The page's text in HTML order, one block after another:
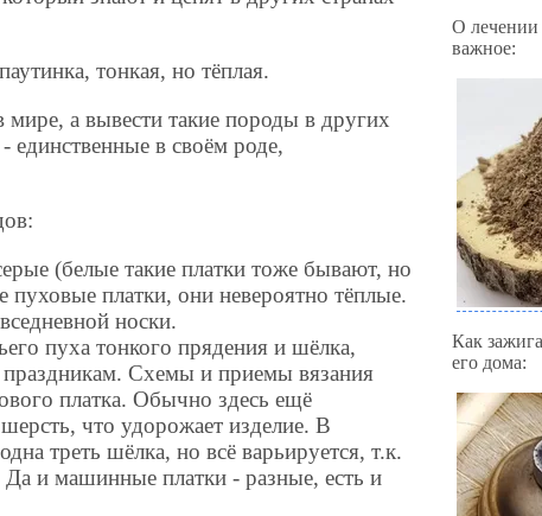
тонкая, но тёплая.
а вывести такие породы в других
единственные в своём роде,
(белые такие платки тоже бывают, но
пуховые платки, они невероятно тёплые.
носки.
пуха тонкого прядения и шёлка,
Схемы и приемы вязания
платка. Обычно здесь ещё
что удорожает изделие. В
треть шёлка, но всё варьируется, т.к.
и машинные платки - разные, есть и
О лечении
важное:
Как
его дома: